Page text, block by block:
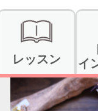
レッスン
イ